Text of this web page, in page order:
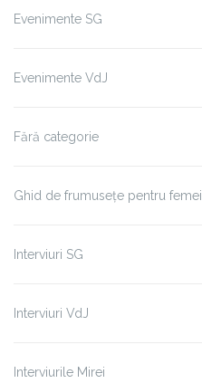
Evenimente SG
Evenimente VdJ
Fără categorie
Ghid de frumusețe pentru femei
Interviuri SG
Interviuri VdJ
Interviurile Mirei